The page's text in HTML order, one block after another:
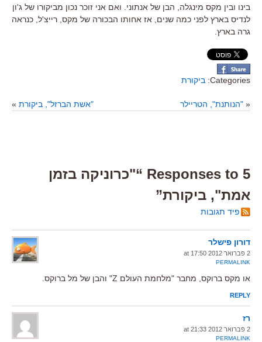
בינו ובין מקס מינגלה, הבן של אנתוני. ואם אני זוכר נכון מביקורו של ג'ון
לנדיס בארץ לפני כמה שנים, אז אחותו הבכורה של מקס, רייצ'ל, כנראה
גרה בארץ.
Categories: ביקורת
« "הנותנת", הטריילר "אשת הברזל", ביקורת »
5 Responses to “"כרוניקה בזמן
אמת", ביקורת”
פיד תגובות
דורון פישלר
2 פברואר 2012 at 17:50
PERMALINK
או מקס ברוקס, מחבר "מלחמת העולם Z" והבן של מל ברוקס.
REPLY
רז
2 פברואר 2012 at 21:33
PERMALINK